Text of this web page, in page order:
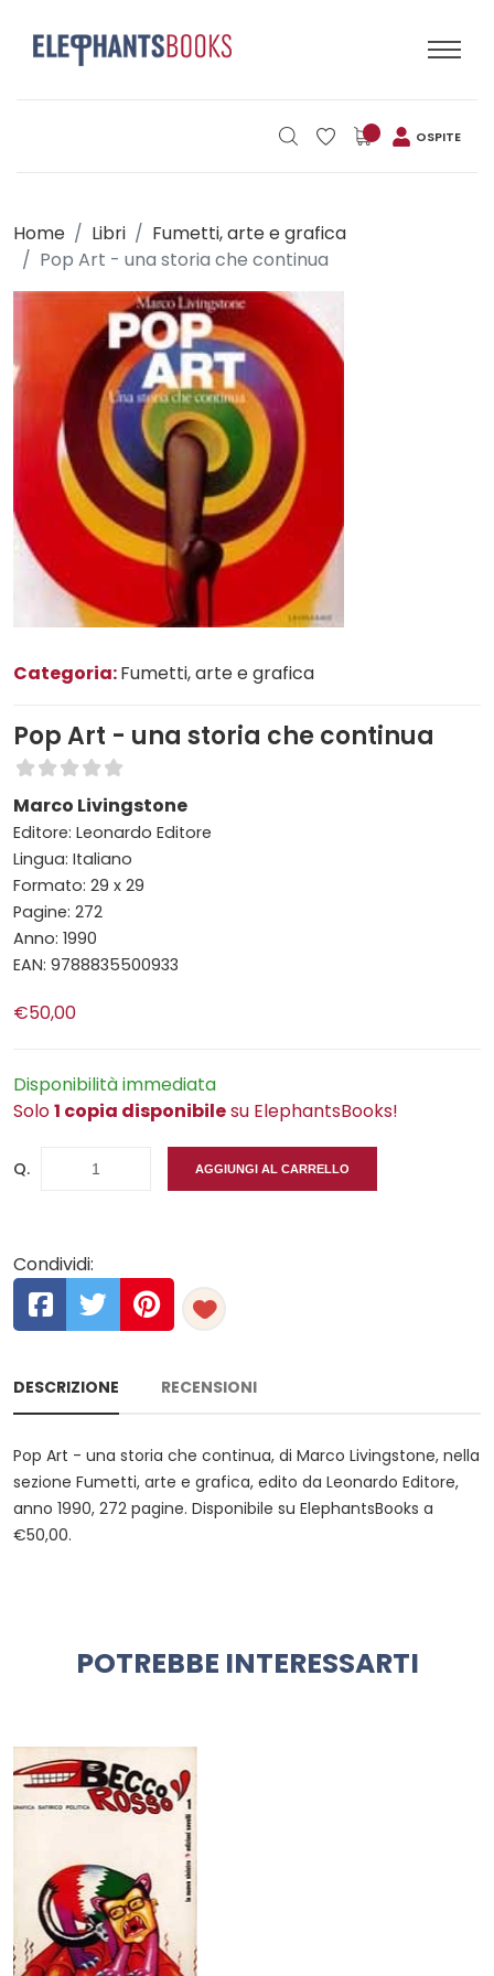
OSPITE
Home Libri
Fumetti, arte e grafica
Pop Art - una storia che continua
Categoria:Fumetti, arte e grafica
Pop Art - una storia che continua
Marco Livingstone
Editore: Leonardo Editore
Lingua: Italiano
Formato: 29 x 29
Pagine: 272
Anno: 1990
EAN: 9788835500933
€50,00
Disponibilità immediata
Solo1 copia disponibilesu ElephantsBooks!
Q. AGGIUNGI AL CARRELLO
Condividi:
DESCRIZIONE RECENSIONI
Pop Art - una storia che continua, di Marco Livingstone, nella
sezione Fumetti, arte e grafica, edito da Leonardo Editore,
anno 1990, 272 pagine. Disponibile su ElephantsBooks a
€50,00.
POTREBBE INTERESSARTI